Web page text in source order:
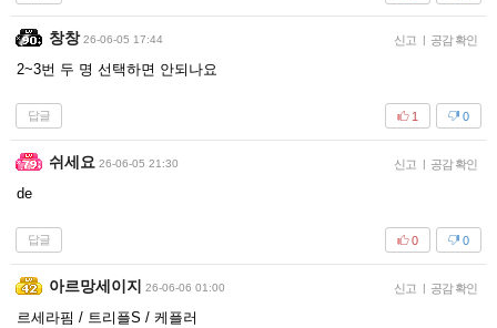
창창 26-06-05 17:44 신고 공감 확인
2~3번 두 명 선택하면 안되나요
답글 0
1
쉬세요 26-06-05 21:30 신고 공감 확인
de
답글 0
0
아르망세이지 26-06-06 01:00 신고 공감 확인
르세라핌 / 트리플S / 케플러